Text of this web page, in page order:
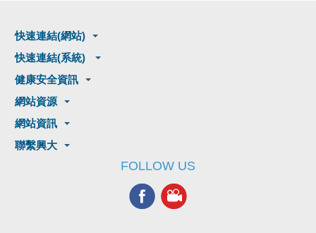
快速連結(網站)
快速連結(系統)
健康安全資訊
網站資源
網站資訊
聯繫興大
FOLLOW US